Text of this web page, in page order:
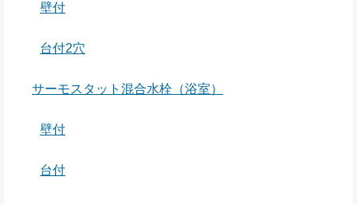
壁付
台付2穴
サーモスタット混合水栓（浴室）
壁付
台付